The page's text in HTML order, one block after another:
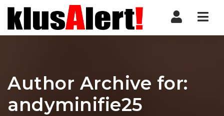
Author Archive for:
andyminifie25